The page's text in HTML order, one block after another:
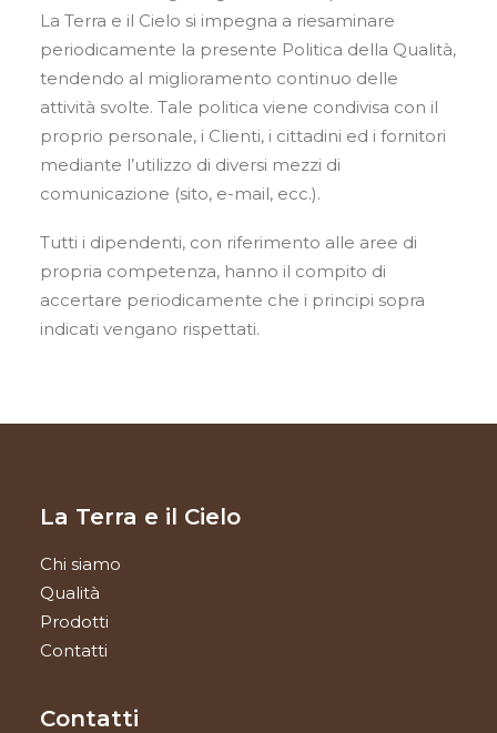
La Terra e il Cielo si impegna a riesaminare
periodicamente la presente Politica della Qualità,
tendendo al miglioramento continuo delle
attività svolte. Tale politica viene condivisa con il
proprio personale, i Clienti, i cittadini ed i fornitori
mediante l’utilizzo di diversi mezzi di
comunicazione (sito, e-mail, ecc.).
Tutti i dipendenti, con riferimento alle aree di
propria competenza, hanno il compito di
accertare periodicamente che i principi sopra
indicati vengano rispettati.
La Terra e il Cielo
Chi siamo
Qualità
Prodotti
Contatti
Contatti